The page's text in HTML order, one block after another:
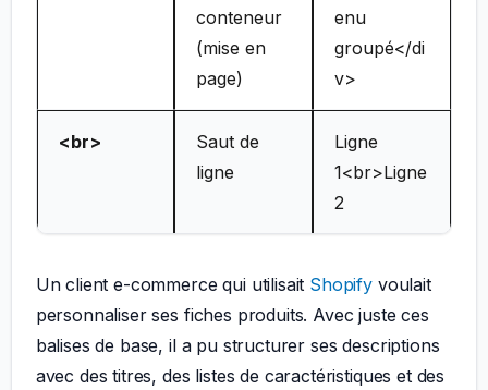
conteneur
(mise en
page)
enu
groupé</di
v>
<br>
Saut de
ligne
Ligne
1<br>Ligne
2
Un client e-commerce qui utilisait Shopify voulait
personnaliser ses fiches produits. Avec juste ces
balises de base, il a pu structurer ses descriptions
avec des titres, des listes de caractéristiques et des